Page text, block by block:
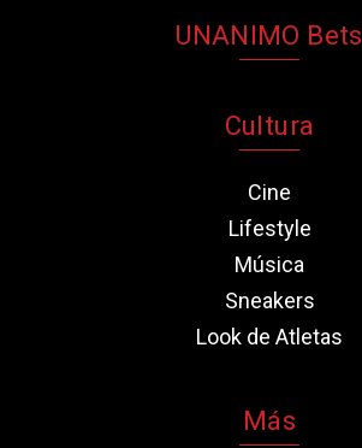
UNANIMO Bets
Cultura
Cine
Lifestyle
Música
Sneakers
Look de Atletas
Más